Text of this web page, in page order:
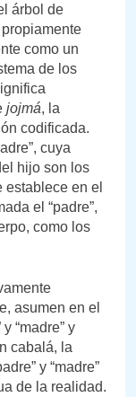
árbol de
como un
de los
jojmá, la
codificada.
cuya
hijo son los
establece en el
el “padre”,
como los
asumen en el
“madre” y
cabalá, la
y “madre”
de la realidad.